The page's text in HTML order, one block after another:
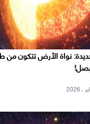
نواة الأرض تتكون